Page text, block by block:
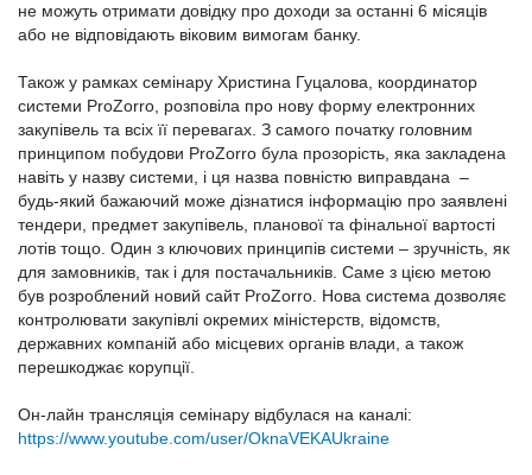
не можуть отримати довідку про доходи за останні 6 місяців
або не відповідають віковим вимогам банку.
Також у рамках семінару Христина Гуцалова, координатор
системи ProZorro, розповіла про нову форму електронних
закупівель та всіх її перевагах. З самого початку головним
принципом побудови ProZorro була прозорість, яка закладена
навіть у назву системи, і ця назва повністю виправдана –
будь-який бажаючий може дізнатися інформацію про заявлені
тендери, предмет закупівель, планової та фінальної вартості
лотів тощо. Один з ключових принципів системи – зручність, як
для замовників, так і для постачальників. Саме з цією метою
був розроблений новий сайт ProZorro. Нова система дозволяє
контролювати закупівлі окремих міністерств, відомств,
державних компаній або місцевих органів влади, а також
перешкоджає корупції.
Он-лайн трансляція семінару відбулася на каналі:
https://www.youtube.com/user/OknaVEKAUkraine